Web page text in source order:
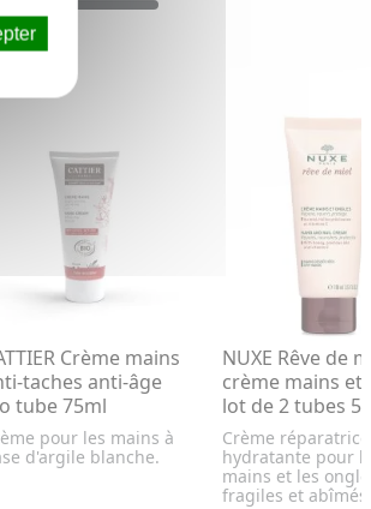
Crème mains
taches anti-âge
tube 75ml
pour les mains à
d'argile blanche.
NUXE Rêve de
crème mains et
lot de 2 tubes
Crème réparatrice
hydratante pour
mains et les
fragiles et abîmés.